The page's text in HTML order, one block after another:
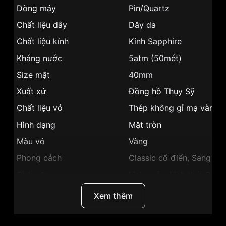
Dòng máy
Pin/Quartz
Chất liệu dây
Dây da
Chất liệu kính
Kính Sapphire
Kháng nước
5atm (50mét)
Size mặt
40mm
Xuất xứ
Đồng hồ Thụy Sỹ
Chất liệu vỏ
Thép không gỉ mạ vàng
Hình dạng
Mặt tròn
Màu vỏ
Vàng
Phong cách
Classic cổ điển, Sang
Những sản phẩm tương tự"Frederique Constant
Xem thêm